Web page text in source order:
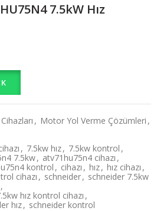
7.5kW Hız
Hız Kontrol Cihazı adet
, Motor Yol Verme Çözümleri ,
, 7.5kw hız, 7.5kw kontrol ,
7.5kw, atv71hu75n4 cihazı ,
kontrol , cihazı , hız, hız cihazı ,
cihazı , schneider, schneider 7.5kw
,
hız kontrol cihazı ,
hız, schneider kontrol